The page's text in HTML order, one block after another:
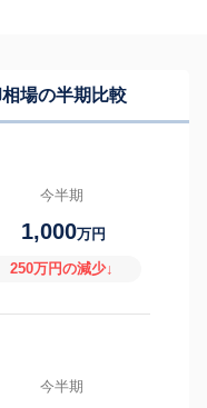
場の半期比較
今半期
1,000万円
250万円の減少↓
今半期